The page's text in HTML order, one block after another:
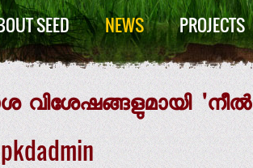
SEED NEWS PROJECTS
വിശേഷങ്ങളുമായി